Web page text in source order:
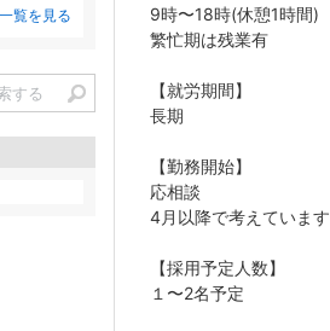
9時〜18時(休憩1時間)
繁忙期は残業有
【就労期間】
長期
【勤務開始】
応相談
4月以降で考えています
【採用予定人数】
１〜2名予定
一覧を見る